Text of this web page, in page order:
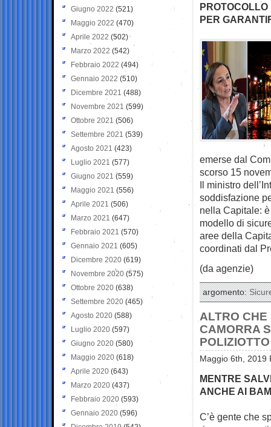
PROTOCOLLO
PER
emerse dal
scorso 15
Il ministro
soddisfazione
nella Capitale:
modello di
aree della
coordinati dal
(da agenzie)
argomento:
ALTRO
CAMORRA
POLIZIOTTO
Maggio 6th, 2019
MENTRE
ANCHE AI
C’è gente che
Giugno 2022 (521)
Maggio 2022 (470)
Aprile 2022 (502)
Marzo 2022 (542)
Febbraio 2022 (494)
Gennaio 2022 (510)
Dicembre 2021 (488)
Novembre 2021 (599)
Ottobre 2021 (506)
Settembre 2021 (539)
Agosto 2021 (423)
Luglio 2021 (577)
Giugno 2021(559)
Maggio 2021 (556)
Aprile 2021 (506)
Marzo 2021 (647)
Febbraio 2021 (570)
Gennaio 2021 (605)
Dicembre 2020 (619)
Novembre 2020 (575)
Ottobre 2020 (638)
Settembre 2020(465)
Agosto 2020 (588)
Luglio 2020 (597)
Giugno 2020 (580)
Maggio 2020 (618)
Aprile 2020 (643)
Marzo 2020 (437)
Febbraio 2020 (593)
Gennaio 2020 (596)